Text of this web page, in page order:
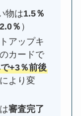
物は1.5％
2.0％ ）
アップキ
カードで
+3％前後
より変
審査完了